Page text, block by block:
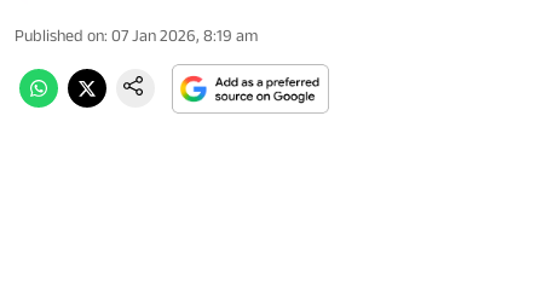
Published on: 07 Jan 2026, 8:19 am